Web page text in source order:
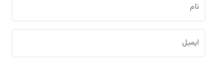
نام
ایمیل